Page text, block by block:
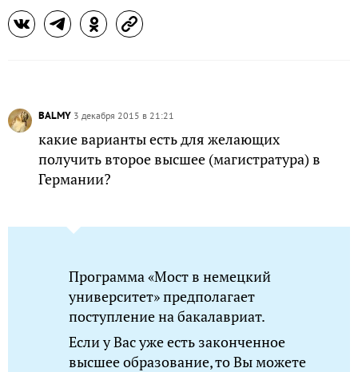
BALMY 3 декабря 2015 в 21:21
какие варианты есть для желающих
получить второе высшее (магистратура) в
Германии?
Программа «Мост в немецкий
университет» предполагает
поступление на бакалавриат.
Если у Вас уже есть законченное
высшее образование, то Вы можете